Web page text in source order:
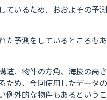
ているため、おおよその予測
た予測をしているところもあ
造、物件の方角、海抜の高さ
ため、今回使用したデータの
例外的な物件もあるというこ